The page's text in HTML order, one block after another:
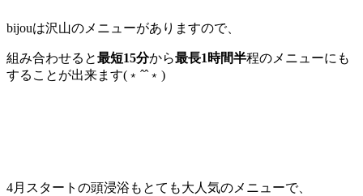
bijouは沢山のメニューがありますので、
組み合わせると最短15分から最長1時間半程のメニューにも
することが出来ます(﹡ˆˆ﹡)
4月スタートの頭浸浴もとても大人気のメニューで、